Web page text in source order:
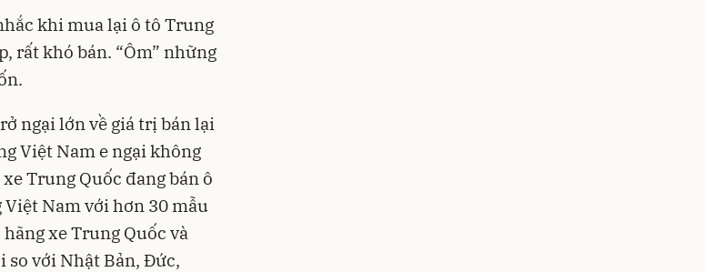
khi mua lại ô tô Trung
rất khó bán. “Ôm” những
ngại lớn về giá trị bán lại
Việt Nam e ngại không
Trung Quốc đang bán ô
Nam với hơn 30 mẫu
xe Trung Quốc và
với Nhật Bản, Đức,